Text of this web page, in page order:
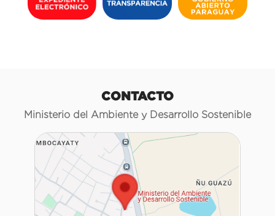
CONTACTO
Ministerio del Ambiente y Desarrollo Sostenible